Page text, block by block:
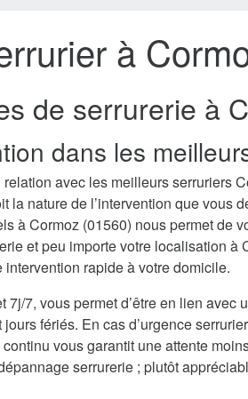
à
de serrurerie à
dans les
avec les meilleurs serruriers
la nature de l’intervention que vous
à Cormoz (01560) nous permet de
et peu importe votre localisation à
intervention rapide à votre domicile.
7j/7, vous permet d’être en lien avec
fériés. En cas d’urgence
vous garantit une attente
serrurerie ; plutôt